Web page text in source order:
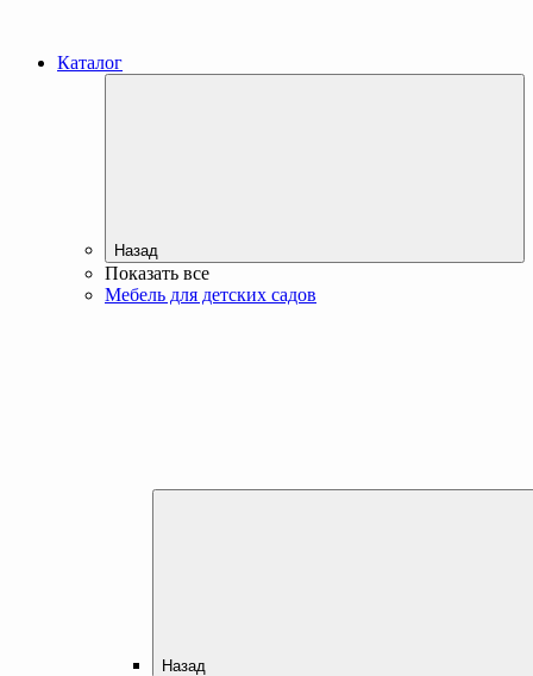
Каталог
Назад
Показать все
Мебель для детских садов
Назад